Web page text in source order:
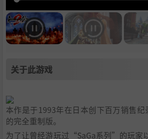
关于此游戏
本作是于1993年在日本创下百万销售纪
的完全重制版。
为了让曾经游玩过“SaGa系列”的玩家